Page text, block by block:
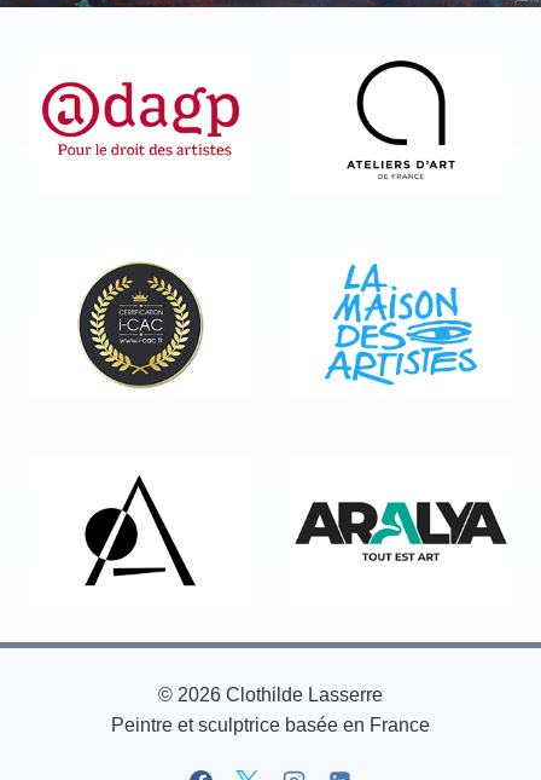
© 2026 Clothilde Lasserre
Peintre et sculptrice basée en France